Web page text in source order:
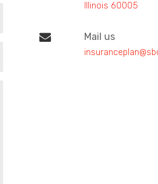
Illinois 60005
Mail us